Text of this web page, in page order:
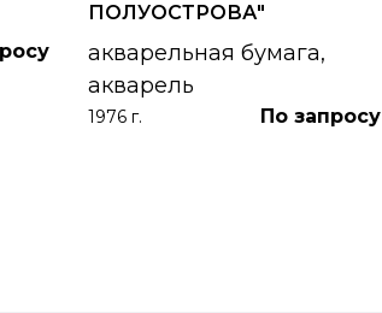
ПОЛУОСТРОВА"
акварельная бумага,
акварель
1976 г. По запросу